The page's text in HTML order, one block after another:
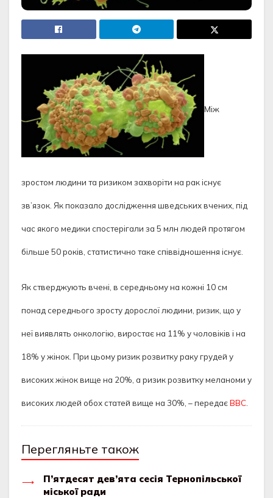
Між
зростом людини та ризиком захворіти на рак існує
зв’язок. Як показало дослідження шведських вчених, під
час якого медики спостерігали за 5 млн людей протягом
більше 50 років, статистично таке співвідношення існує.
Як стверджують вчені, в середньому на кожні 10 см
понад середнього зросту дорослої людини, ризик, що у
неї виявлять онкологію, виростає на 11% у чоловіків і на
18% у жінок. При цьому ризик розвитку раку грудей у
високих жінок вище на 20%, а ризик розвитку меланоми у
високих людей обох статей вище на 30%, – передаєBBC
Перегляньте також
П’ятдесят дев’ята сесія Тернопільської
міської ради